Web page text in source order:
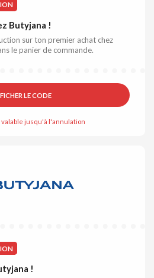
Butyjana !
sur ton premier achat chez
le panier de commande.
LE CODE
valable jusqu'à l'annulation
!